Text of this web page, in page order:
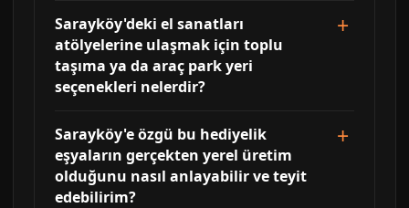
Sarayköy'deki el sanatları
atölyelerine ulaşmak için toplu
taşıma ya da araç park yeri
seçenekleri nelerdir?
Sarayköy'e özgü bu hediyelik
eşyaların gerçekten yerel üretim
olduğunu nasıl anlayabilir ve teyit
edebilirim?